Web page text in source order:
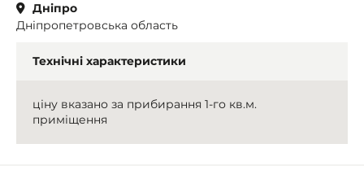
Дніпро
Дніпропетровська область
Технічні характеристики
ціну вказано за прибирання 1-го кв.м.
приміщення